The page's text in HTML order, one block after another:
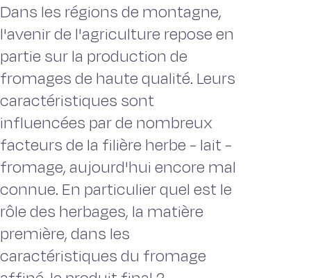
Dans les régions de montagne,
l'avenir de l'agriculture repose en
partie sur la production de
fromages de haute qualité. Leurs
caractéristiques sont
influencées par de nombreux
facteurs de la filière herbe - lait -
fromage, aujourd'hui encore mal
connue. En particulier quel est le
rôle des herbages, la matière
première, dans les
caractéristiques du fromage